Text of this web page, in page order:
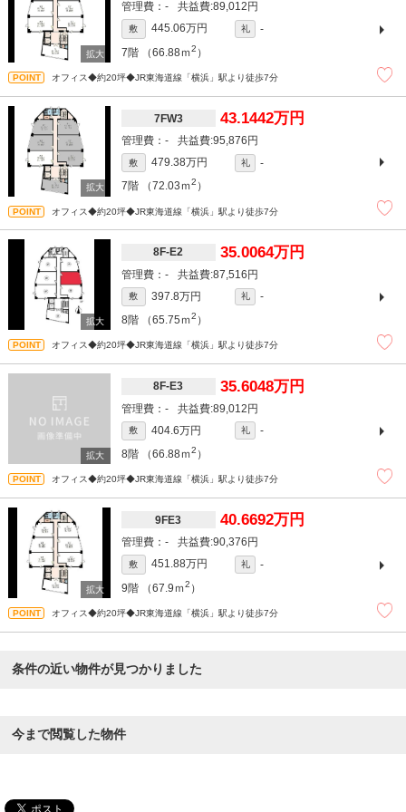
- 89,012円
敷 445.06万円 礼
-
7階
（66.88ｍ2 ）
オフィス◆約20坪◆JR東海道線「横浜」駅より徒歩7分
7FW3 43.1442万円
- 95,876円
敷 479.38万円 礼
-
7階
（72.03ｍ2 ）
オフィス◆約20坪◆JR東海道線「横浜」駅より徒歩7分
8F-E2 35.0064万円
- 87,516円
敷 397.8万円 礼
-
8階
（65.75ｍ2 ）
オフィス◆約20坪◆JR東海道線「横浜」駅より徒歩7分
8F-E3 35.6048万円
- 89,012円
敷 404.6万円 礼
-
8階
（66.88ｍ2 ）
オフィス◆約20坪◆JR東海道線「横浜」駅より徒歩7分
9FE3 40.6692万円
- 90,376円
敷 451.88万円 礼
-
9階
（67.9ｍ2 ）
オフィス◆約20坪◆JR東海道線「横浜」駅より徒歩7分
条件の近い物件が見つかりました
今まで閲覧した物件